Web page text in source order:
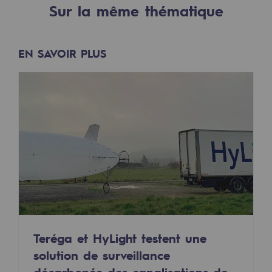
2050 : un monde d’énergies
CCUS Objectif Zéro CO2
Acteur engagé
Acteur engagé
Ambition RSE
Responsabilité environnementale
Responsabilité environnementale
BE POSITIF, le programme de
Sur la même thématique
EN SAVOIR PLUS
Teréga et HyLight testent une
solution de surveillance